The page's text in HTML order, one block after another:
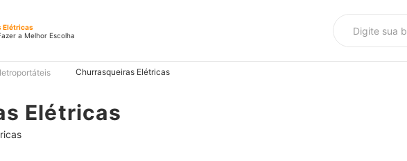
Elétricas
a Melhor Escolha
Churrasqueiras Elétricas
Elétricas